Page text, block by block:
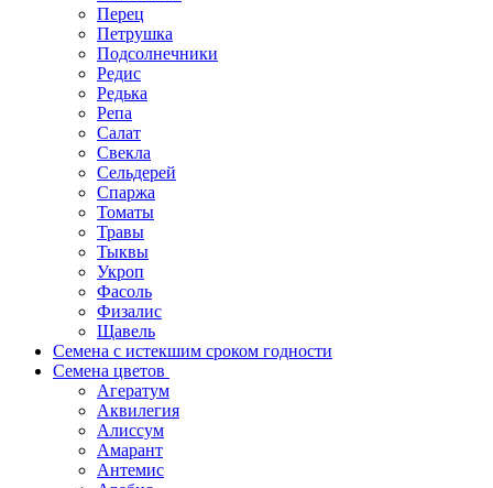
Перец
Петрушка
Подсолнечники
Редис
Редька
Репа
Салат
Свекла
Сельдерей
Спаржа
Томаты
Травы
Тыквы
Укроп
Фасоль
Физалис
Щавель
Семена с истекшим сроком годности
Семена цветов
Агератум
Аквилегия
Алиссум
Амарант
Антемис